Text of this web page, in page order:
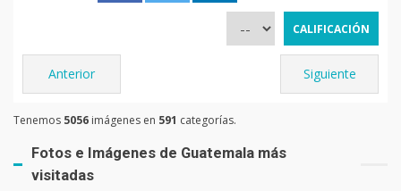
Anterior Siguiente
Tenemos 5056 imágenes en 591 categorías.
Fotos e Imágenes de Guatemala más
visitadas